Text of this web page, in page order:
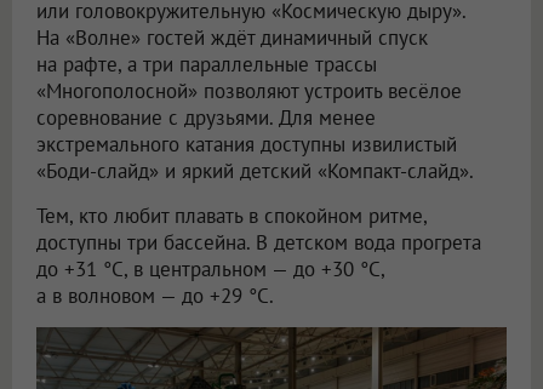
или головокружительную «Космическую дыру».
На «Волне» гостей ждёт динамичный спуск
на рафте, а три параллельные трассы
«Многополосной» позволяют устроить весёлое
соревнование с друзьями. Для менее
экстремального катания доступны извилистый
«Боди-слайд» и яркий детский «Компакт-слайд».
Тем, кто любит плавать в спокойном ритме,
доступны три бассейна. В детском вода прогрета
до +31 °C, в центральном — до +30 °C,
а в волновом — до +29 °C.